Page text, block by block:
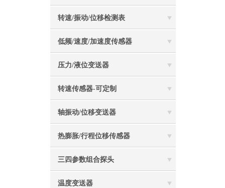
转速/振动/位移检测表
低频/速度/加速度传感器
压力/液位变送器
转速传感器-可定制
轴振动/位移变送器
热膨胀/行程位移传感器
三四参数组合探头
温度变送器